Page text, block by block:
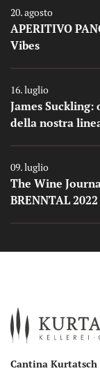
20. agosto
APERITIVO
Vibes
16. luglio
James
della nostra
Auszeichnungen
09. luglio
The Wine
BRENNTAL 2022
Auszeichnungen
Cantina Kurtatsch